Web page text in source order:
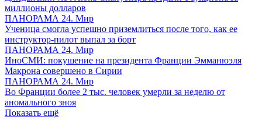
миллионы долларов
ПАНОРАМА 24. Мир
Ученица смогла успешно приземлиться после того, как ее
инструктор-пилот выпал за борт
ПАНОРАМА 24. Мир
ИноСМИ: покушение на президента Франции Эмманюэля
Макрона совершено в Сирии
ПАНОРАМА 24. Мир
Во Франции более 2 тыс. человек умерли за неделю от
аномального зноя
Показать ещё